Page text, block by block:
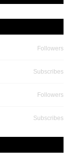
Followers
Subscribes
Followers
Subscribes